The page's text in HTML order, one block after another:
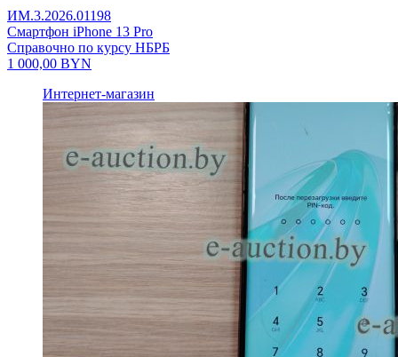
ИМ.3.2026.01198
Смартфон iPhone 13 Pro
Справочно по курсу НБРБ
1 000,00 BYN
Интернет-магазин